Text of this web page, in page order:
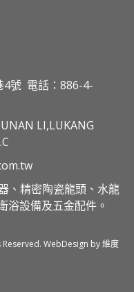
4號 電話：886-4-
LI,LUKANG
、精密陶瓷龍頭、水龍
浴設備及五金配件。
WebDesign by 維度